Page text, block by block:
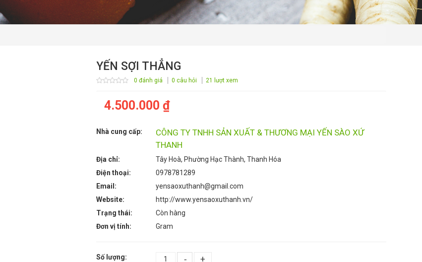
YẾN SỢI THẲNG
0 đánh giá 0 câu hỏi 21 lượt xem
4.500.000 ₫
Nhà cung cấp:
CÔNG TY TNHH SẢN XUẤT & THƯƠNG MẠI YẾN SÀO XỨ
THANH
Địa chỉ:
Tây Hoà, Phường Hạc Thành, Thanh Hóa
Điện thoại:
0978781289
Email:
yensaoxuthanh@gmail.com
Website:
http://www.yensaoxuthanh.vn/
Trạng thái:
Còn hàng
Đơn vị tính:
Gram
Số lượng: - +